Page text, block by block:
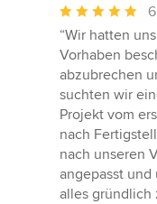
Bewertung:
5
von
5
Sternen
“Wir hatten
Vorhaben
abzubrechen
suchten wir
Projekt vom
nach
nach unseren
angepasst
alles gründlich